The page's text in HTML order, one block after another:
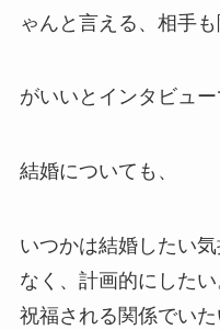
ゃんと言える、相手
がいいとインタビュー
結婚についても、
いつかは結婚したい
なく、計画的にした
祝福される関係でいた